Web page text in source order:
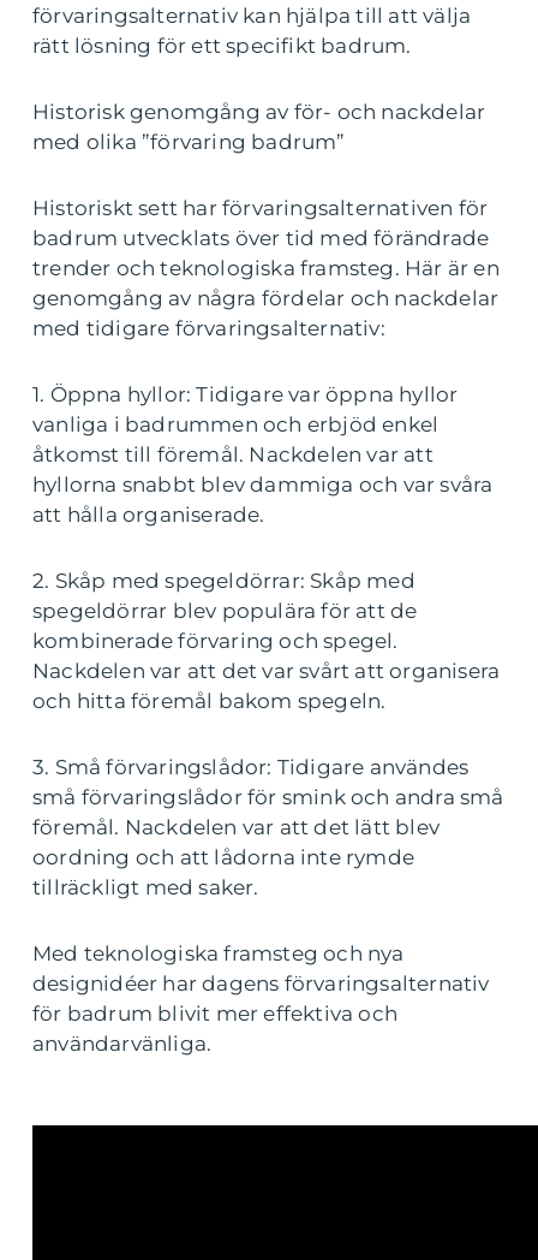
förvaringsalternativ kan hjälpa till att välja
rätt lösning för ett specifikt badrum.
Historisk genomgång av för- och nackdelar
med olika ”förvaring badrum”
Historiskt sett har förvaringsalternativen för
badrum utvecklats över tid med förändrade
trender och teknologiska framsteg. Här är en
genomgång av några fördelar och nackdelar
med tidigare förvaringsalternativ:
1. Öppna hyllor: Tidigare var öppna hyllor
vanliga i badrummen och erbjöd enkel
åtkomst till föremål. Nackdelen var att
hyllorna snabbt blev dammiga och var svåra
att hålla organiserade.
2. Skåp med spegeldörrar: Skåp med
spegeldörrar blev populära för att de
kombinerade förvaring och spegel.
Nackdelen var att det var svårt att organisera
och hitta föremål bakom spegeln.
3. Små förvaringslådor: Tidigare användes
små förvaringslådor för smink och andra små
föremål. Nackdelen var att det lätt blev
oordning och att lådorna inte rymde
tillräckligt med saker.
Med teknologiska framsteg och nya
designidéer har dagens förvaringsalternativ
för badrum blivit mer effektiva och
användarvänliga.